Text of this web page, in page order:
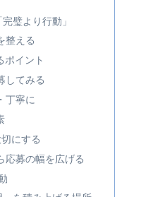
璧より行動」
整える
ポイント
してみる
丁寧に
にする
応募の幅を広げる